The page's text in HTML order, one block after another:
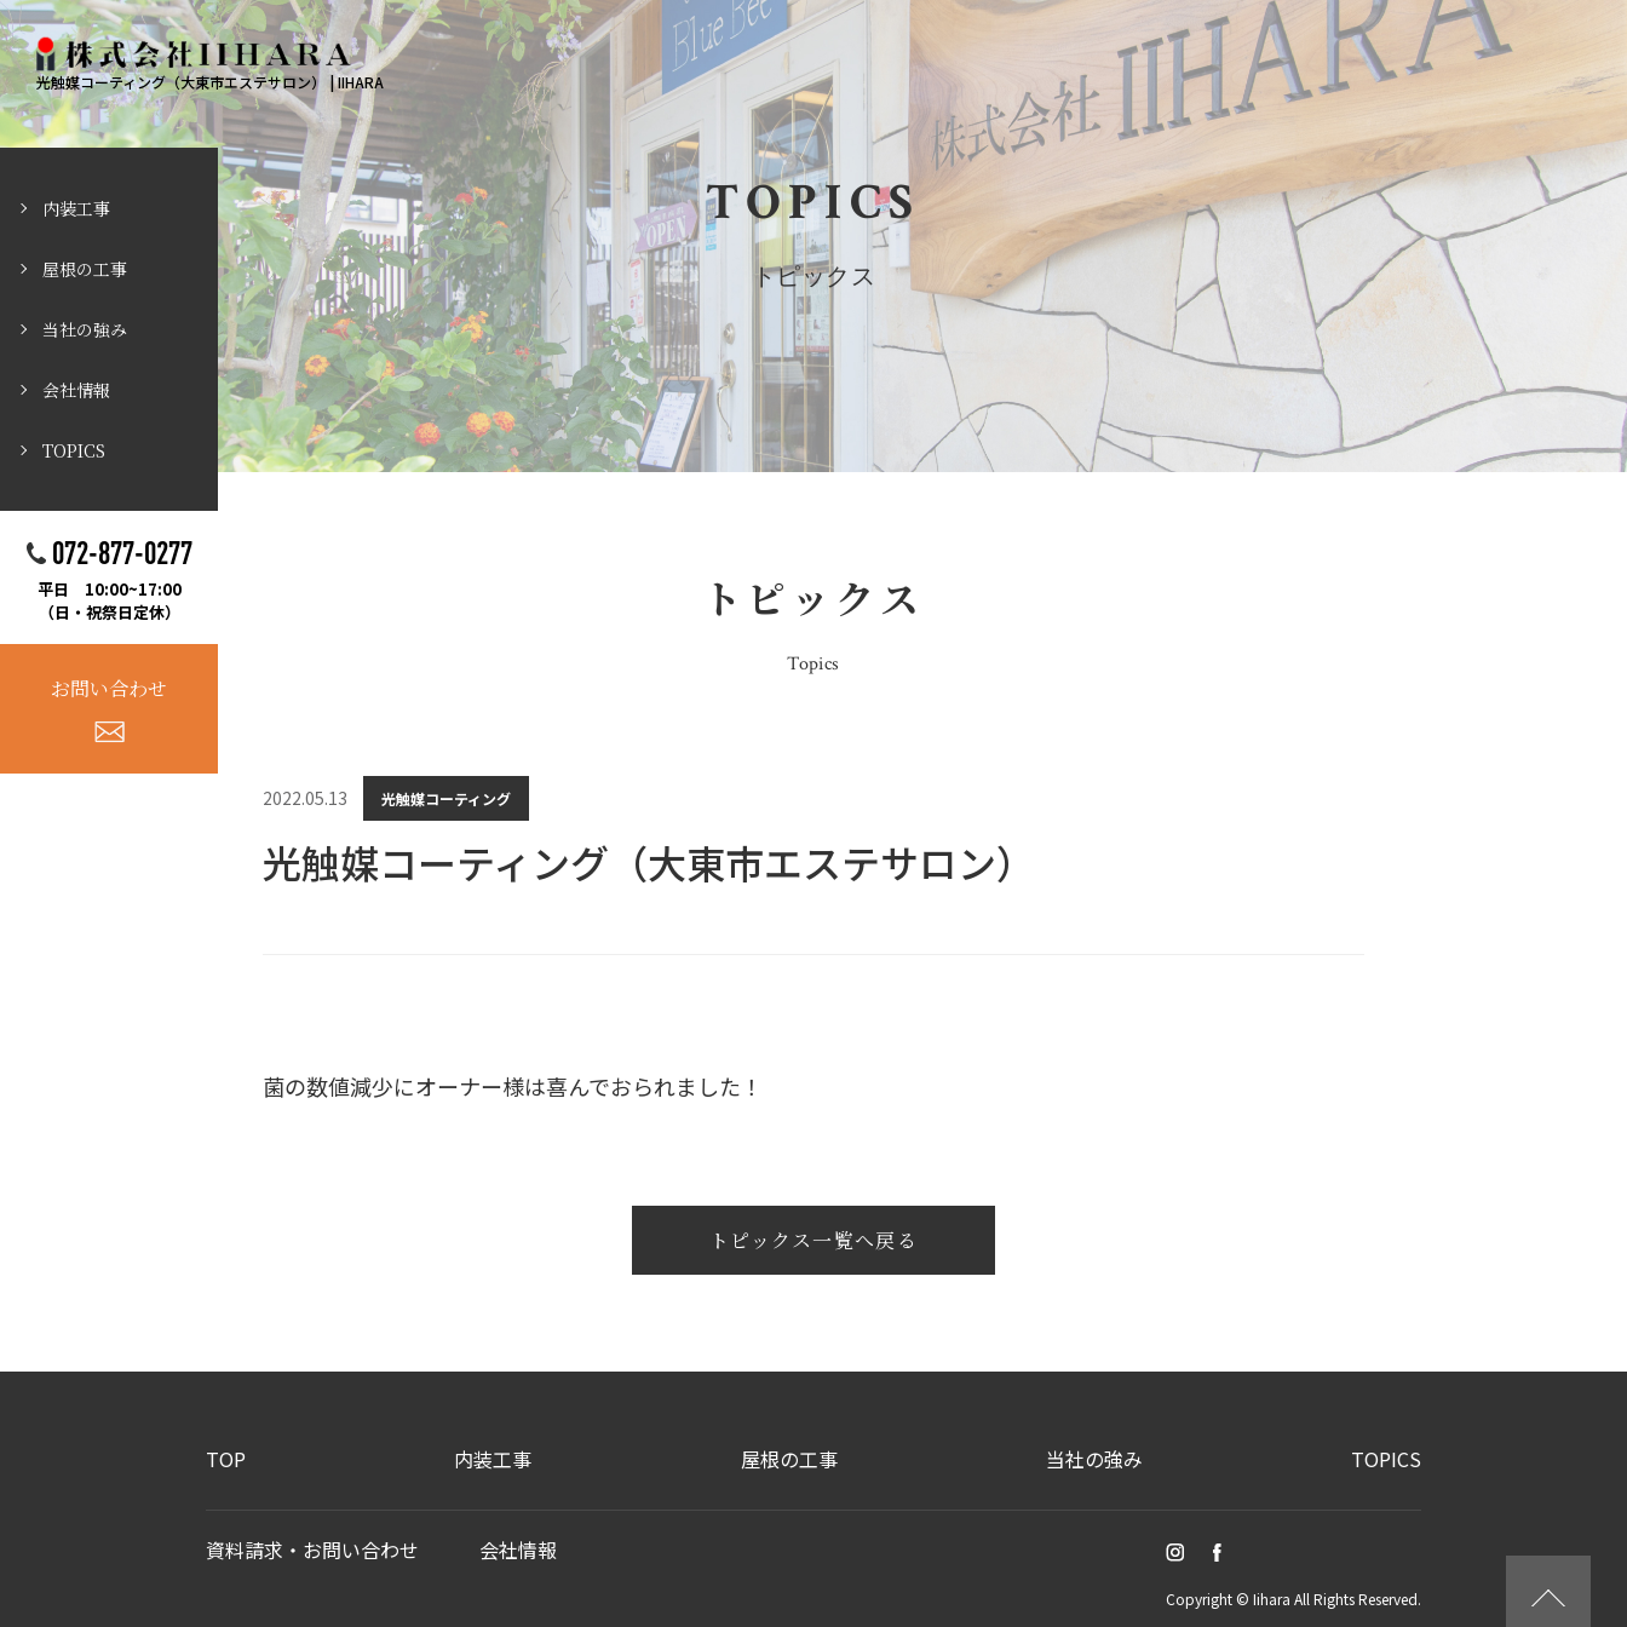
光触媒コーティング（大東市エステサロン） | IIHARA
内装工事
屋根の工事
当社の強み
会社情報
TOPICS
072-877-0277
平日 10:00~17:00
（日・祝祭日定休）
お問い合わせ
TOPICS
トピックス
トピックス
Topics
2022.05.13 光触媒コーティング
光触媒コーティング（大東市エステサロン）
菌の数値減少にオーナー様は喜んでおられました！
トピックス一覧へ戻る
TOP 内装工事 屋根の工事 当社の強み TOPICS
資料請求・お問い合わせ 会社情報
Copyright © Iihara All Rights Reserved.